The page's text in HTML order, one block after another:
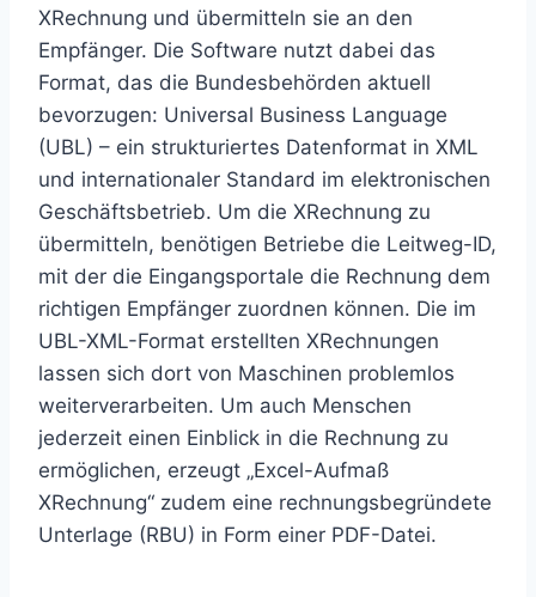
XRechnung und übermitteln sie an den
Empfänger. Die Software nutzt dabei das
Format, das die Bundesbehörden aktuell
bevorzugen: Universal Business Language
(UBL) – ein strukturiertes Datenformat in XML
und internationaler Standard im elektronischen
Geschäftsbetrieb. Um die XRechnung zu
übermitteln, benötigen Betriebe die Leitweg-ID,
mit der die Eingangsportale die Rechnung dem
richtigen Empfänger zuordnen können. Die im
UBL-XML-Format erstellten XRechnungen
lassen sich dort von Maschinen problemlos
weiterverarbeiten. Um auch Menschen
jederzeit einen Einblick in die Rechnung zu
ermöglichen, erzeugt „Excel-Aufmaß
XRechnung“ zudem eine rechnungsbegründete
Unterlage (RBU) in Form einer PDF-Datei.